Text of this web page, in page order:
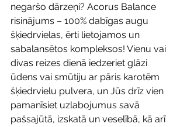
negaršo dārzeņi? Acorus Balance
risinājums – 100% dabīgas augu
šķiedrvielas, ērti lietojamos un
sabalansētos kompleksos! Vienu vai
divas reizes dienā iedzeriet glāzi
ūdens vai smūtiju ar pāris karotēm
šķiedrvielu pulvera, un Jūs drīz vien
pamanīsiet uzlabojumus savā
pašsajūtā, izskatā un veselībā, kā arī